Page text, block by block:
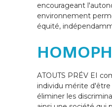
encourageant
environnement
équité,
ATOUTS PRÉV EI
individu mérite
éliminer les